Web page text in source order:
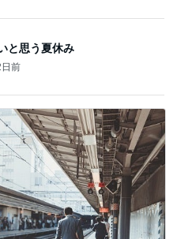
と思う夏休み
前